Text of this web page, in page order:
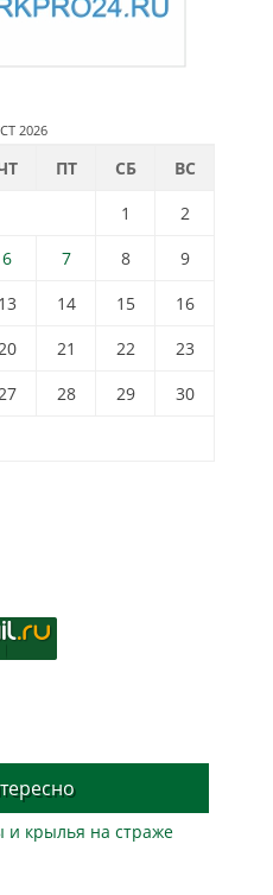
2026
ПТ СБ
ВС
1
2
6 7 8
9
13 14 15
16
21 22
23
28 29
30
крылья на страже